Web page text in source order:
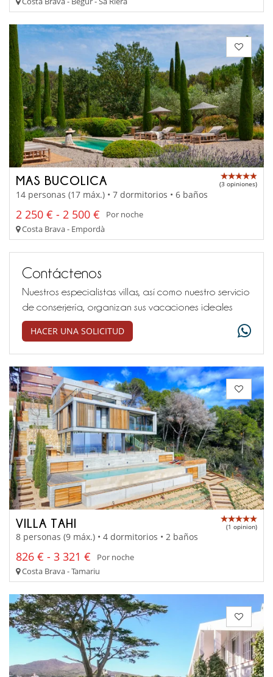
MAS BUCOLICA (3 opiniones)
14 personas (17 máx.) • 7 dormitorios • 6 baños
2 250 € - 2 500 €
Por noche
Costa Brava - Empordà
Contáctenos
Nuestros especialistas villas, así como nuestro servicio
de conserjería, organizan sus vacaciones ideales
HACER UNA SOLICITUD
VILLA TAHI (1 opinion)
8 personas (9 máx.) • 4 dormitorios • 2 baños
826 € - 3 321 €
Por noche
Costa Brava - Tamariu